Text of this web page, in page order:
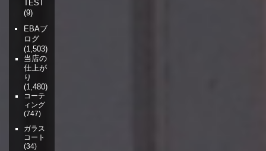
TEST
(9)
EBAブ
ログ
(1,503)
当店の
仕上が
り
(1,480)
コーテ
ィング
(747)
ガラス
コート
(34)